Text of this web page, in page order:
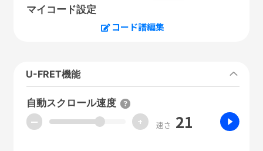
マイコード設定
コード譜編集
U-FRET機能
自動スクロール速度
ー + 速さ 21